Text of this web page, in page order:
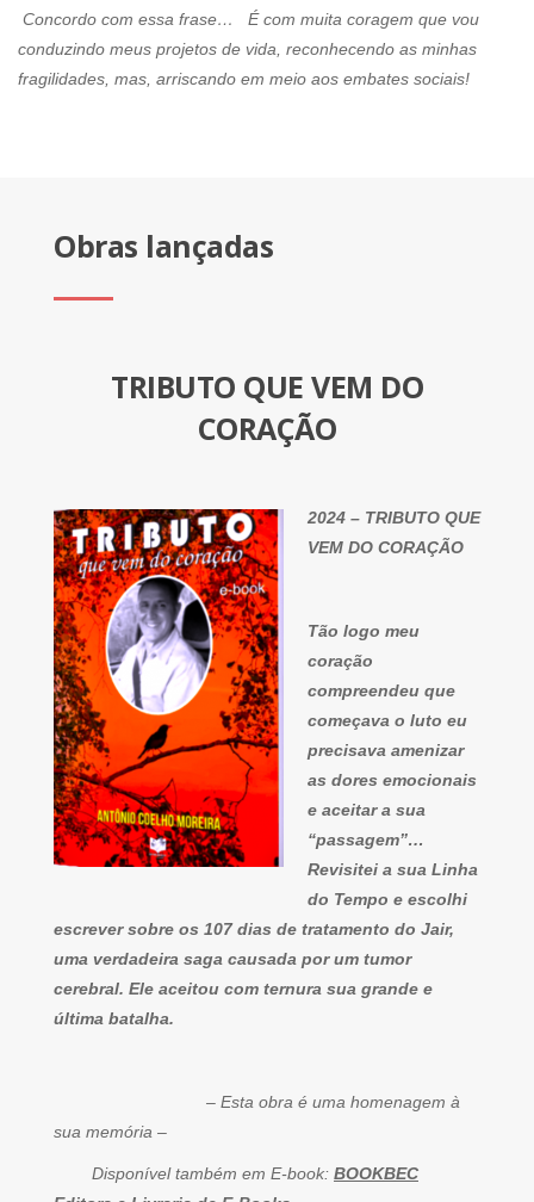
Concordo com essa frase… É com muita coragem que vou
conduzindo meus projetos de vida, reconhecendo as minhas
fragilidades, mas, arriscando em meio aos embates sociais!
Obras lançadas
TRIBUTO QUE VEM DO
CORAÇÃO
2024 – TRIBUTO QUE
VEM DO CORAÇÃO
Tão logo meu
coração
compreendeu que
começava o luto eu
precisava amenizar
as dores emocionais
e aceitar a sua
“passagem”…
Revisitei a sua Linha
do Tempo e escolhi
escrever sobre os 107 dias de tratamento do Jair,
uma verdadeira saga causada por um tumor
cerebral. Ele aceitou com ternura sua grande e
última batalha.
– Esta obra é uma homenagem à
sua memória –
Disponível também em E-book: BOOKBEC